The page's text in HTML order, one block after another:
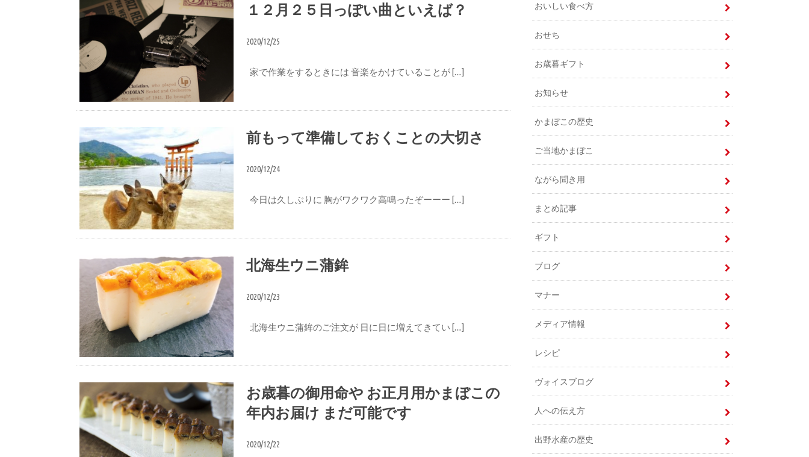
ブログ
１２月２５日っぽい曲といえば？
2020/12/25
家で作業をするときには 音楽をかけていることが […]
ブログ
前もって準備しておくことの大切さ
2020/12/24
今日は久しぶりに 胸がワクワク高鳴ったぞーーー […]
おいしい食べ方
北海生ウニ蒲鉾
2020/12/23
北海生ウニ蒲鉾のご注文が 日に日に増えてきてい […]
お歳暮の御用命や お正月用かまぼこの
年内お届け まだ可能です
2020/12/22
おいしい食べ方
おせち
お歳暮ギフト
お知らせ
かまぼこの歴史
ご当地かまぼこ
ながら聞き用
まとめ記事
ギフト
ブログ
マナー
メディア情報
レシピ
ヴォイスブログ
人への伝え方
出野水産の歴史